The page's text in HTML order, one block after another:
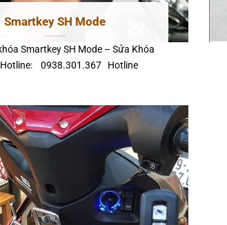
Smartkey SH Mode
Smartkey SH Mode – Sửa Khóa
Hotline: 0938.301.367 Hotline